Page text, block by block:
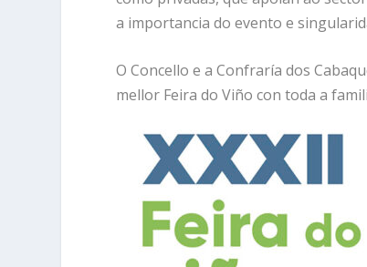
a importancia do evento e
O Concello e a Confraría dos
mellor Feira do Viño con toda a